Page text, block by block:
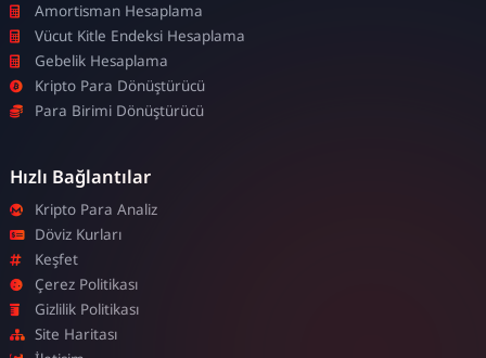
Amortisman Hesaplama
Vücut Kitle Endeksi Hesaplama
Gebelik Hesaplama
Kripto Para Dönüştürücü
Para Birimi Dönüştürücü
Hızlı Bağlantılar
Kripto Para Analiz
Döviz Kurları
Keşfet
Çerez Politikası
Gizlilik Politikası
Site Haritası